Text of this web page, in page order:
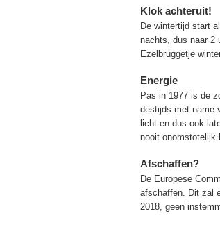
Klok achteruit!
De wintertijd start
nachts, dus naar 2
Ezelbruggetje
Energie
Pas in 1977 is de
destijds met name
licht en dus ook
nooit onomstotelijk
Afschaffen?
De Europese
afschaffen. Dit zal
2018, geen